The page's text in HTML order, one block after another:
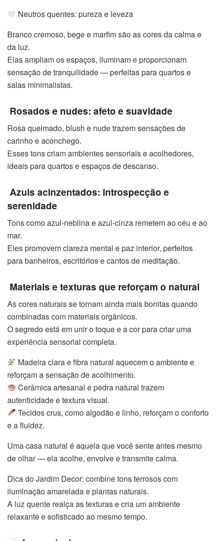
Neutros quentes: pureza e leveza
Branco cremoso, bege e marfim são as cores da calma e
da luz.
Elas ampliam os espaços, iluminam e proporcionam
sensação de tranquilidade — perfeitas para quartos e
salas minimalistas.
Rosados e nudes: afeto e suavidade
Rosa queimado, blush e nude trazem sensações de
carinho e aconchego.
Esses tons criam ambientes sensoriais e acolhedores,
ideais para quartos e espaços de descanso.
Azuis acinzentados: introspecção e
serenidade
Tons como azul-neblina e azul-cinza remetem ao céu e ao
mar.
Eles promovem clareza mental e paz interior, perfeitos
para banheiros, escritórios e cantos de meditação.
Materiais e texturas que reforçam o natural
As cores naturais se tornam ainda mais bonitas quando
combinadas com materiais orgânicos.
O segredo está em unir o toque e a cor para criar uma
experiência sensorial completa.
Madeira clara e fibra natural aquecem o ambiente e
reforçam a sensação de acolhimento.
Cerâmica artesanal e pedra natural trazem
autenticidade e textura visual.
Tecidos crus, como algodão e linho, reforçam o conforto
e a fluidez.
Uma casa natural é aquela que você sente antes mesmo
de olhar — ela acolhe, envolve e transmite calma.
Dica do Jardim Decor: combine tons terrosos com
iluminação amarelada e plantas naturais.
A luz quente realça as texturas e cria um ambiente
relaxante e sofisticado ao mesmo tempo.